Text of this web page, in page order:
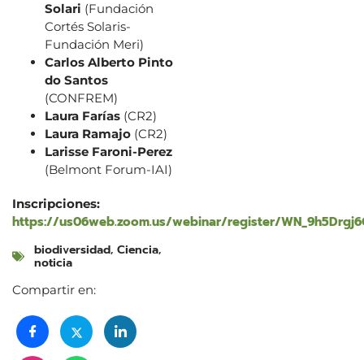
Solari (Fundación
Cortés Solaris-
Fundación Meri)
Carlos Alberto Pinto
do Santos
(CONFREM)
Laura Farías (CR2)
Laura Ramajo (CR2)
Larisse Faroni-Perez
(Belmont Forum-IAI)
Inscripciones:
https://us06web.zoom.us/webinar/register/
biodiversidad, Ciencia,
noticia
Compartir en: